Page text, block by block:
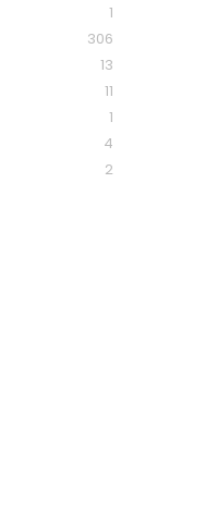
1
306
13
11
1
4
2